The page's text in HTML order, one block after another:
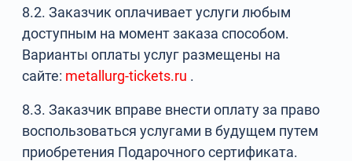
8.2. Заказчик оплачивает услуги любым
доступным на момент заказа способом.
Варианты оплаты услуг размещены на
сайте: metallurg-tickets.ru .
8.3. Заказчик вправе внести оплату за право
воспользоваться услугами в будущем путем
приобретения Подарочного сертификата.